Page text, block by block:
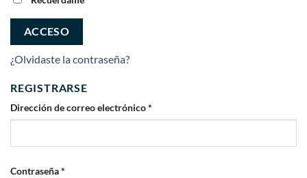
ACCESO
¿Olvidaste la contraseña?
REGISTRARSE
Dirección de correo electrónico*
Contraseña*